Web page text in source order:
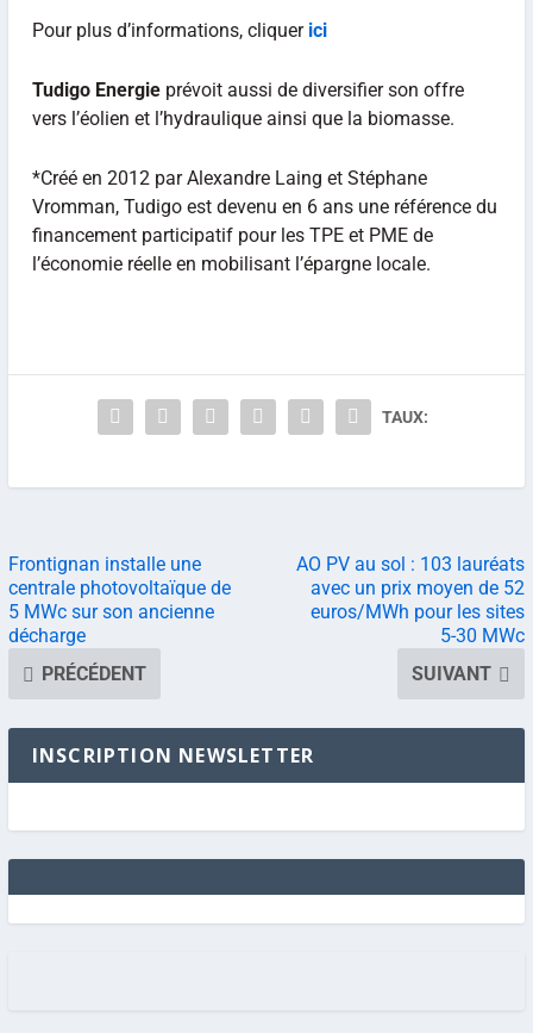
Pour plus d’informations, cliquer ici
Tudigo Energieprévoit aussi de diversifier son offre
vers l’éolien et l’hydraulique ainsi que la biomasse.
*Créé en 2012 par Alexandre Laing et Stéphane
Vromman, Tudigo est devenu en 6 ans une référence du
financement participatif pour les TPE et PME de
l’économie réelle en mobilisant l’épargne locale.
TAUX:
Frontignan installe une
centrale photovoltaïque de
5 MWc sur son ancienne
décharge
PRÉCÉDENT
AO PV au sol : 103 lauréats
avec un prix moyen de 52
euros/MWh pour les sites
5-30 MWc
SUIVANT
INSCRIPTION NEWSLETTER